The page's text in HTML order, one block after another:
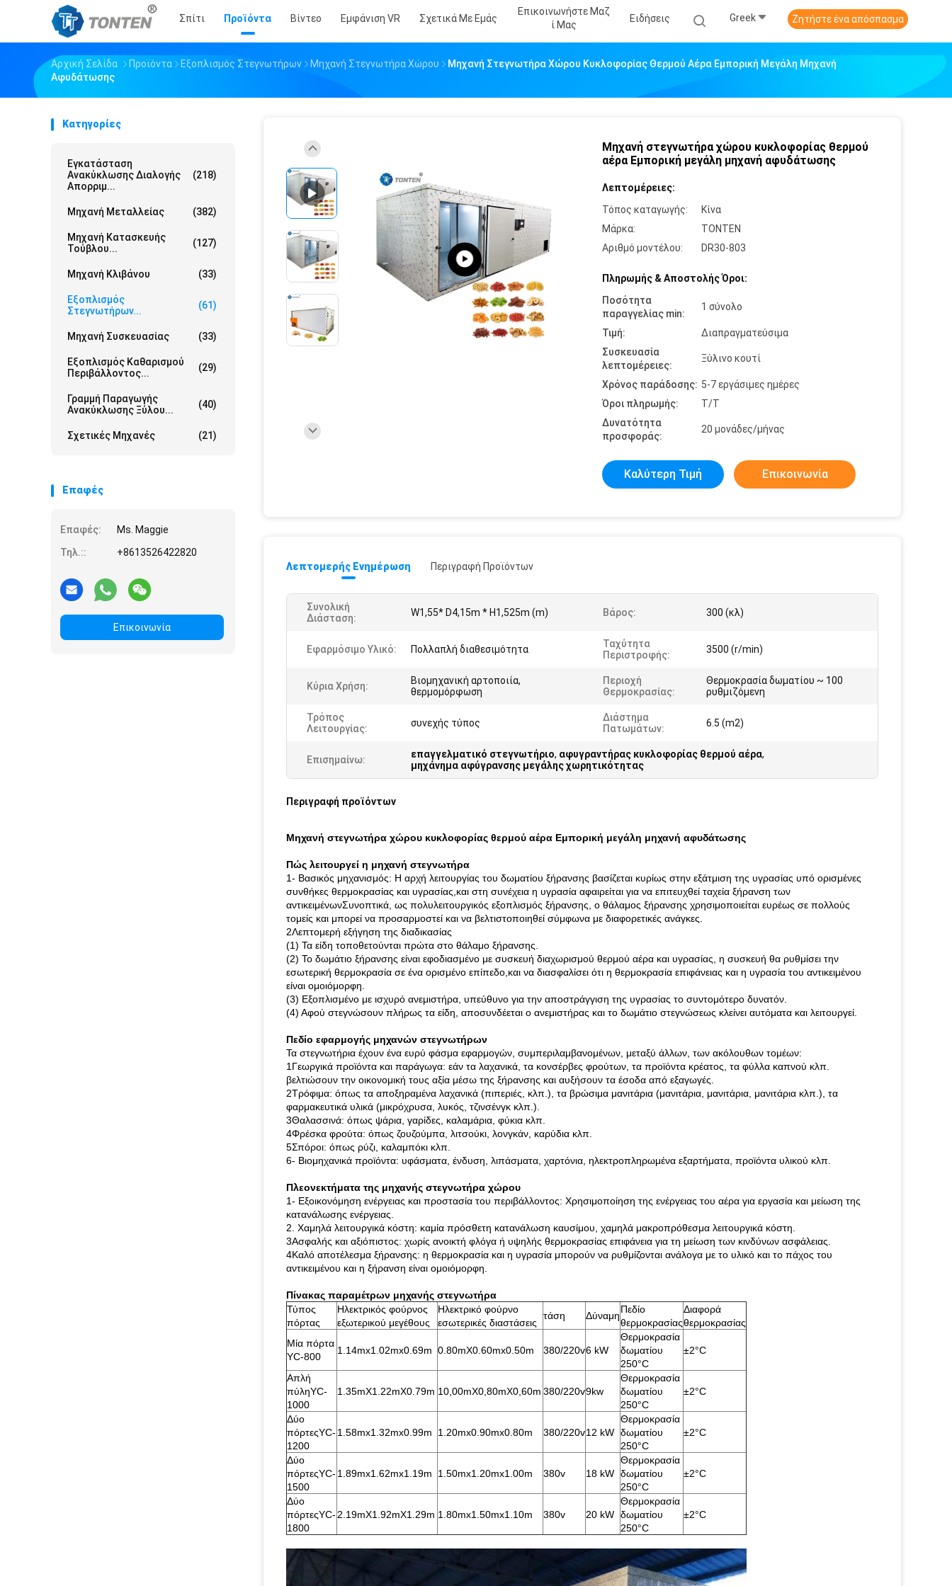
Σπίτι Προϊόντα Βίντεο Εμφάνιση VR Σχετικά Με Εμάς
Επικοινωνήστε Μαζ
Ί Μας
Ειδήσεις Greek Ζητήστε ένα απόσπασμα
Αρχική Σελίδα Προϊόντα Εξοπλισμός Στεγνωτήρων Μηχανή Στεγνωτήρα Χώρου
Μηχανή Στεγνωτήρα Χώρου Κυκλοφορίας Θερμού Αέρα Εμπορική Μεγάλη Μηχανή
Αφυδάτωσης
Κατηγορίες
Εγκατάσταση
Ανακύκλωσης Διαλογής
Απορριμ...
(218)
Μηχανή Μεταλλείας (382)
Μηχανή Κατασκευής
Τούβλου...
(127)
Μηχανή Κλιβάνου (33)
Εξοπλισμός
Στεγνωτήρων...
(61)
Μηχανή Συσκευασίας (33)
Εξοπλισμός Καθαρισμού
Περιβάλλοντος...
(29)
Γραμμή Παραγωγής
Ανακύκλωσης Ξύλου...
(40)
Σχετικές Μηχανές (21)
Επαφές
Επαφές:
Ms. Maggie
Τηλ.::
+8613526422820
Επικοινωνία
Μηχανή στεγνωτήρα χώρου κυκλοφορίας θερμού
αέρα Εμπορική μεγάλη μηχανή αφυδάτωσης
Λεπτομέρειες:
Τόπος καταγωγής:
Κίνα
Μάρκα:
TONTEN
Αριθμό μοντέλου:
DR30-803
Πληρωμής & Αποστολής Όροι:
Ποσότητα
παραγγελίας min:
1 σύνολο
Τιμή:
Διαπραγματεύσιμα
Συσκευασία
λεπτομέρειες:
Ξύλινο κουτί
Χρόνος παράδοσης: 5-7 εργάσιμες ημέρες
Όροι πληρωμής:
Τ/Τ
Δυνατότητα
προσφοράς:
20 μονάδες/μήνας
Καλύτερη Τιμή Επικοινωνία
Λεπτομερής Ενημέρωση Περιγραφή Προϊόντων
Συνολική
Διάσταση:
W1,55* D4,15m * H1,525m (m) Βάρος: 300 (κλ)
Εφαρμόσιμο Υλικό: Πολλαπλή διαθεσιμότητα
Ταχύτητα
Περιστροφής:
3500 (r/min)
Κύρια Χρήση:
Βιομηχανική αρτοποιία,
θερμομόρφωση
Περιοχή
Θερμοκρασίας:
Θερμοκρασία δωματίου ~ 100
ρυθμιζόμενη
Τρόπος
Λειτουργίας:
συνεχής τύπος
Διάστημα
Πατωμάτων:
6.5 (m2)
Επισημαίνω: επαγγελματικό στεγνωτήριο, αφυγραντήρας κυκλοφορίας θερμού αέρα,
μηχάνημα αφύγρανσης μεγάλης χωρητικότητας
Περιγραφή προϊόντων
Μηχανή στεγνωτήρα χώρου κυκλοφορίας θερμού αέρα Εμπορική μεγάλη μηχανή αφυδάτωσης
Πώς λειτουργεί η μηχανή στεγνωτήρα
1- Βασικός μηχανισμός: Η αρχή λειτουργίας του δωματίου ξήρανσης βασίζεται κυρίως στην εξάτμιση της υγρασίας υπό ορισμένες
συνθήκες θερμοκρασίας και υγρασίας,και στη συνέχεια η υγρασία αφαιρείται για να επιτευχθεί ταχεία ξήρανση των
αντικειμένωνΣυνοπτικά, ως πολυλειτουργικός εξοπλισμός ξήρανσης, ο θάλαμος ξήρανσης χρησιμοποιείται ευρέως σε πολλούς
τομείς και μπορεί να προσαρμοστεί και να βελτιστοποιηθεί σύμφωνα με διαφορετικές ανάγκες.
2Λεπτομερή εξήγηση της διαδικασίας
(1) Τα είδη τοποθετούνται πρώτα στο θάλαμο ξήρανσης.
(2) Το δωμάτιο ξήρανσης είναι εφοδιασμένο με συσκευή διαχωρισμού θερμού αέρα και υγρασίας, η συσκευή θα ρυθμίσει την
εσωτερική θερμοκρασία σε ένα ορισμένο επίπεδο,και να διασφαλίσει ότι η θερμοκρασία επιφάνειας και η υγρασία του αντικειμένου
είναι ομοιόμορφη.
(3) Εξοπλισμένο με ισχυρό ανεμιστήρα, υπεύθυνο για την αποστράγγιση της υγρασίας το συντομότερο δυνατόν.
(4) Αφού στεγνώσουν πλήρως τα είδη, αποσυνδέεται ο ανεμιστήρας και το δωμάτιο στεγνώσεως κλείνει αυτόματα και λειτουργεί.
Πεδίο εφαρμογής μηχανών στεγνωτήρων
Τα στεγνωτήρια έχουν ένα ευρύ φάσμα εφαρμογών, συμπεριλαμβανομένων, μεταξύ άλλων, των ακόλουθων τομέων:
1Γεωργικά προϊόντα και παράγωγα: εάν τα λαχανικά, τα κονσέρβες φρούτων, τα προϊόντα κρέατος, τα φύλλα καπνού κλπ.
βελτιώσουν την οικονομική τους αξία μέσω της ξήρανσης και αυξήσουν τα έσοδα από εξαγωγές.
2Τρόφιμα: όπως τα αποξηραμένα λαχανικά (πιπεριές, κλπ.), τα βρώσιμα μανιτάρια (μανιτάρια, μανιτάρια, μανιτάρια κλπ.), τα
φαρμακευτικά υλικά (μικρόχρυσα, λυκός, τζινσένγκ κλπ.).
3Θαλασσινά: όπως ψάρια, γαρίδες, καλαμάρια, φύκια κλπ.
4Φρέσκα φρούτα: όπως ζουζούμπα, λιτσούκι, λονγκάν, καρύδια κλπ.
5Σπόροι: όπως ρύζι, καλαμπόκι κλπ.
6- Βιομηχανικά προϊόντα: υφάσματα, ένδυση, λιπάσματα, χαρτόνια, ηλεκτροπληρωμένα εξαρτήματα, προϊόντα υλικού κλπ.
Πλεονεκτήματα της μηχανής στεγνωτήρα χώρου
1- Εξοικονόμηση ενέργειας και προστασία του περιβάλλοντος: Χρησιμοποίηση της ενέργειας του αέρα για εργασία και μείωση της
κατανάλωσης ενέργειας.
2. Χαμηλά λειτουργικά κόστη: καμία πρόσθετη κατανάλωση καυσίμου, χαμηλά μακροπρόθεσμα λειτουργικά κόστη.
3Ασφαλής και αξιόπιστος: χωρίς ανοικτή φλόγα ή υψηλής θερμοκρασίας επιφάνεια για τη μείωση των κινδύνων ασφάλειας.
4Καλό αποτέλεσμα ξήρανσης: η θερμοκρασία και η υγρασία μπορούν να ρυθμίζονται ανάλογα με το υλικό και το πάχος του
αντικειμένου και η ξήρανση είναι ομοιόμορφη.
Πίνακας παραμέτρων μηχανής στεγνωτήρα
Τύπος
πόρτας
Ηλεκτρικός φούρνος
εξωτερικού μεγέθους
Ηλεκτρικό φούρνο
εσωτερικές διαστάσεις
τάση Δύναμη
Πεδίο
θερμοκρασίας
Διαφορά
θερμοκρασίας
Μία πόρτα
YC-800
1.14mx1.02mx0.69m 0.80mX0.60mx0.50m 380/220v6 kW
Θερμοκρασία
δωματίου
250°C
±2°C
Απλή
πύληYC-
1000
1.35mX1.22mX0.79m 10,00mX0,80mX0,60m 380/220v9kw
Θερμοκρασία
δωματίου
250°C
±2°C
Δύο
πόρτεςYC-
1200
1.58mx1.32mx0.99m 1.20mx0.90mx0.80m 380/220v12 kW
Θερμοκρασία
δωματίου
250°C
±2°C
Δύο
πόρτεςYC-
1500
1.89mx1.62mx1.19m 1.50mx1.20mx1.00m 380v 18 kW
Θερμοκρασία
δωματίου
250°C
±2°C
Δύο
πόρτεςYC-
1800
2.19mX1.92mX1.29m 1.80mx1.50mx1.10m 380v 20 kW
Θερμοκρασία
δωματίου
250°C
±2°C